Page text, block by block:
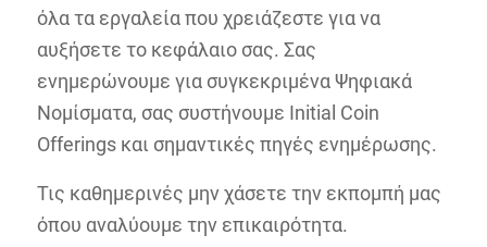
όλα τα εργαλεία που χρειάζεστε για να
αυξήσετε το κεφάλαιο σας. Σας
ενημερώνουμε για συγκεκριμένα Ψηφιακά
Νομίσματα, σας συστήνουμε Initial Coin
Offerings και σημαντικές πηγές ενημέρωσης.
Τις καθημερινές μην χάσετε την εκπομπή μας
όπου αναλύουμε την επικαιρότητα.